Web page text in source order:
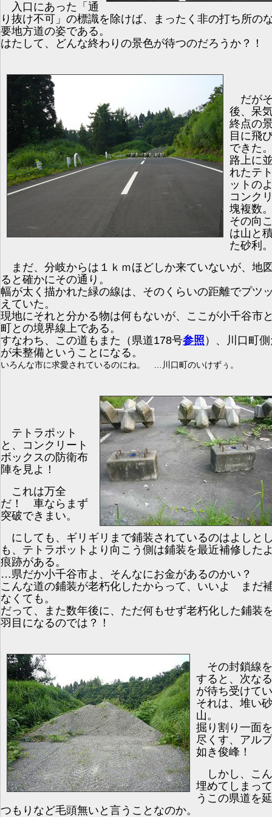
入口にあった「通
り抜け不可」の標識を除けば、まったく非の打ち所の
要地方道の姿である。
はたして、どんな終わりの景色が待つのだろうか？！
だが
後、呆
終点の
目に飛
できた
路上に
れたテ
ットの
コンク
塊複数
その向
は山と
た砂利
まだ、分岐からは１ｋｍほどしか来ていないが、地
ると確かにその通り。
幅が太く描かれた緑の線は、そのくらいの距離でプツ
えていた。
現地にそれと分かる物は何もないが、ここが小千谷市
町との境界線上である。
すなわち、この道もまた（県道178号参照 ）、川口町
が未整備ということになる。
いろんな市に求愛されているのにね。 …川口町のいけずぅ。
テトラポット
と、コンクリート
ボックスの防衛布
陣を見よ！
これは万全
だ！ 車ならまず
突破できまい。
にしても、ギリギリまで鋪装されているのはよしと
も、テトラポットより向こう側は鋪装を最近補修した
痕跡がある。
…県だか小千谷市よ、そんなにお金があるのかい？
こんな道の鋪装が老朽化したからって、いいよ まだ
なくても。
だって、また数年後に、ただ何もせず老朽化した鋪装
羽目になるのでは？！
その封鎖線
すると、次な
が待ち受けて
それは、堆い
山。
掘り割り一面
尽くす、アル
如き俊峰！
しかし、こ
埋めてしまっ
うこの県道を
つもりなど毛頭無いと言うことなのか。